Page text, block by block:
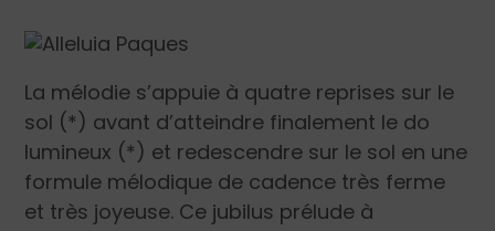
La mélodie s’appuie à quatre reprises sur le
sol (*) avant d’atteindre finalement le do
lumineux (*) et redescendre sur le sol en une
formule mélodique de cadence très ferme
et très joyeuse. Ce jubilus pré­lude à